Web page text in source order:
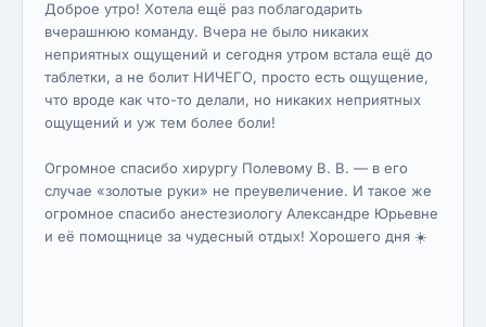
Доброе утро! Хотела ещё раз поблагодарить
вчерашнюю команду. Вчера не было никаких
неприятных ощущений и сегодня утром встала ещё до
таблетки, а не болит НИЧЕГО, просто есть ощущение,
что вроде как что-то делали, но никаких неприятных
ощущений и уж тем более боли!
Огромное спасибо хирургу Полевому В. В. — в его
случае «золотые руки» не преувеличение. И такое же
огромное спасибо анестезиологу Александре Юрьевне
и её помощнице за чудесный отдых! Хорошего дня ☀️